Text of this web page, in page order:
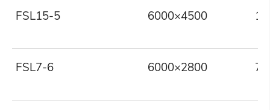
FSL15-5 6000×4500 15
FSL7-6 6000×2800 7